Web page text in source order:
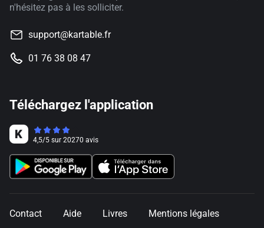
n'hésitez pas à les solliciter.
support@kartable.fr
01 76 38 08 47
Téléchargez l'application
4,5/5 sur 20270 avis
Contact Aide Livres Mentions légales